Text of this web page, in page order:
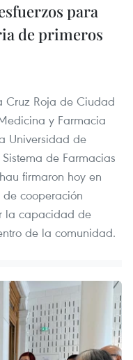
para
de primeros
Cruz Roja de Ciudad
y Farmacia
Universidad de
de Farmacias
firmaron hoy en
cooperación
la capacidad de
de la comunidad.